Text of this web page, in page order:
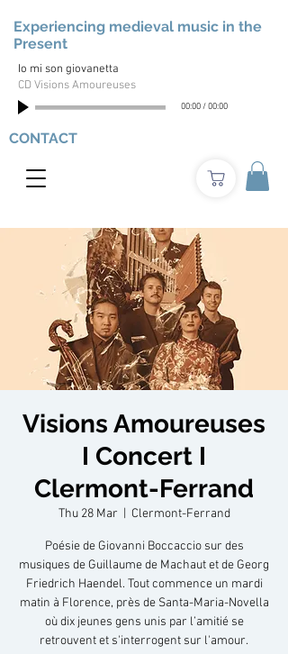
Experiencing medieval music in the
Present
Io mi son giovanetta
CD Visions Amoureuses
00:00/00:00
CONTACT
Visions Amoureuses
I Concert I
Clermont-Ferrand
Thu 28 Mar
  |
Clermont-Ferrand
Poésie de Giovanni Boccaccio sur des
musiques de Guillaume de Machaut et de Georg
Friedrich Haendel. Tout commence un mardi
matin à Florence, près de Santa-Maria-Novella
où dix jeunes gens unis par l’amitié se
retrouvent et s'interrogent sur l'amour.